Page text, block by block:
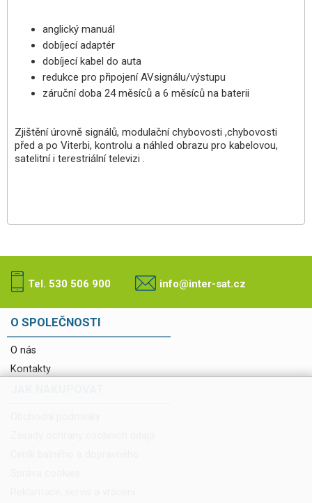
anglický manuál
dobíjecí adaptér
dobíjecí kabel do auta
redukce pro připojení AVsignálu/výstupu
záruční doba 24 měsíců a 6 měsíců na baterii
Zjištění úrovně signálů, modulační chybovosti ,chybovosti
před a po Viterbi, kontrolu a náhled obrazu pro kabelovou,
satelitní i terestriální televizi .
Tel. 530 506 900 info@inter-sat.cz
O SPOLEČNOSTI
O nás
Kontakty